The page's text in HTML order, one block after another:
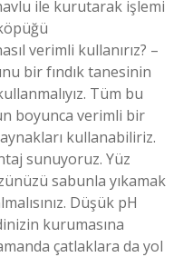
ile kurutarak işlemi
verimli kullanırız? –
bir fındık tanesinin
Tüm bu
boyunca verimli bir
kullanabiliriz.
sunuyoruz. Yüz
sabunla yıkamak
Düşük pH
kurumasına
çatlaklara da yol